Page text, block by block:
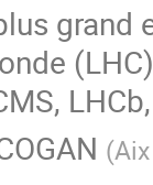
grand
(